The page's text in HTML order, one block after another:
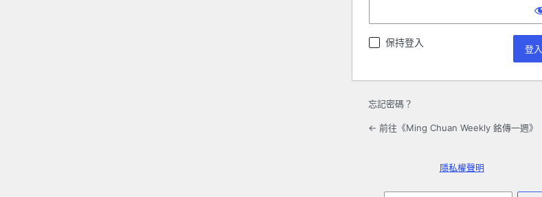
保持登入
忘記密碼？
← 前往《Ming Chuan Weekly 銘傳一週》
隱私權聲明